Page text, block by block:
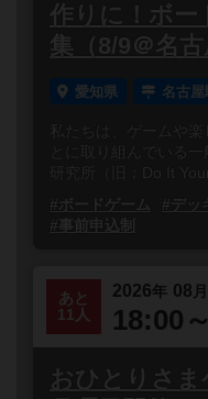
作りに！ボー
集（8/9＠名古
愛知県 名古
私たちは、ゲームや楽
とに取り組んでいる
研究所（旧：Do It
#ボードゲーム
#デッ
#事前申込制
あと
11人
2026年 08 月
18:00
おひとりさ